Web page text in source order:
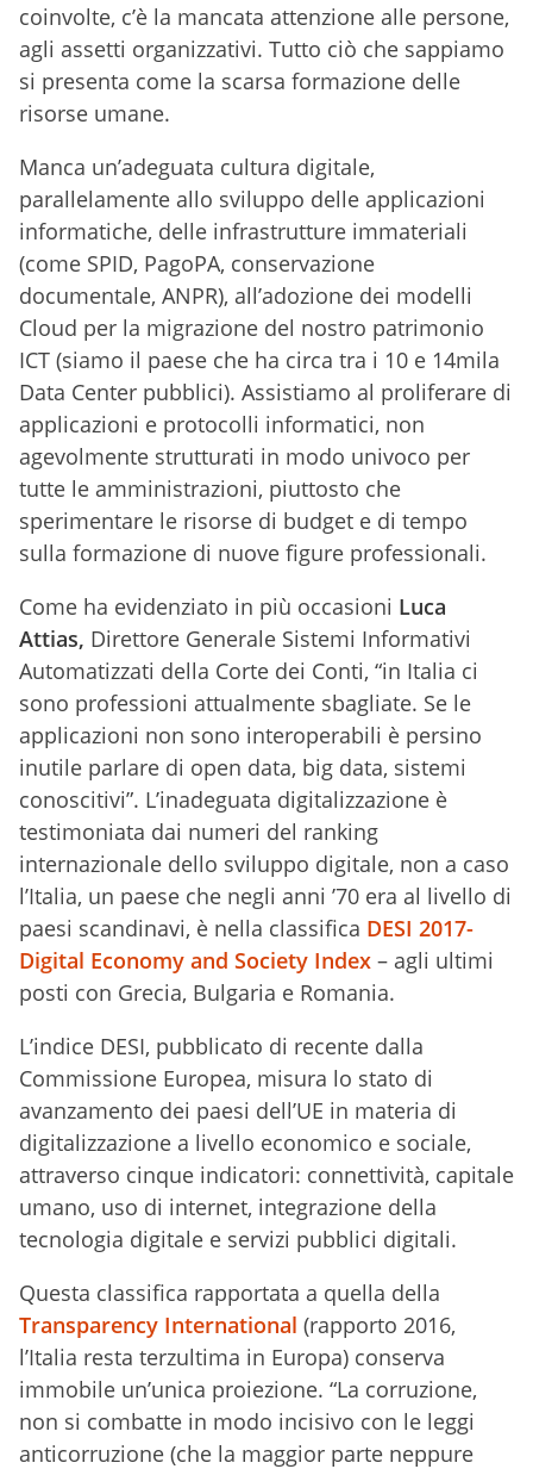
coinvolte, c’è la mancata attenzione alle persone,
agli assetti organizzativi. Tutto ciò che sappiamo
si presenta come la scarsa formazione delle
risorse umane.
Manca un’adeguata cultura digitale,
parallelamente allo sviluppo delle applicazioni
informatiche, delle infrastrutture immateriali
(come SPID, PagoPA, conservazione
documentale, ANPR), all’adozione dei modelli
Cloud per la migrazione del nostro patrimonio
ICT (siamo il paese che ha circa tra i 10 e 14mila
Data Center pubblici). Assistiamo al proliferare di
applicazioni e protocolli informatici, non
agevolmente strutturati in modo univoco per
tutte le amministrazioni, piuttosto che
sperimentare le risorse di budget e di tempo
sulla formazione di nuove figure professionali.
Come ha evidenziato in più occasioni Luca
Attias, Direttore Generale Sistemi Informativi
Automatizzati della Corte dei Conti, “in Italia ci
sono professioni attualmente sbagliate. Se le
applicazioni non sono interoperabili è persino
inutile parlare di open data, big data, sistemi
conoscitivi”. L’inadeguata digitalizzazione è
testimoniata dai numeri del ranking
internazionale dello sviluppo digitale, non a caso
l’Italia, un paese che negli anni ’70 era al livello di
paesi scandinavi, è nella classifica DESI 2017-
Digital Economy and Society Index – agli ultimi
posti con Grecia, Bulgaria e Romania.
L’indice DESI, pubblicato di recente dalla
Commissione Europea, misura lo stato di
avanzamento dei paesi dell’UE in materia di
digitalizzazione a livello economico e sociale,
attraverso cinque indicatori: connettività, capitale
umano, uso di internet, integrazione della
tecnologia digitale e servizi pubblici digitali.
Questa classifica rapportata a quella della
Transparency International (rapporto 2016,
l’Italia resta terzultima in Europa) conserva
immobile un’unica proiezione. “La corruzione,
non si combatte in modo incisivo con le leggi
anticorruzione (che la maggior parte neppure